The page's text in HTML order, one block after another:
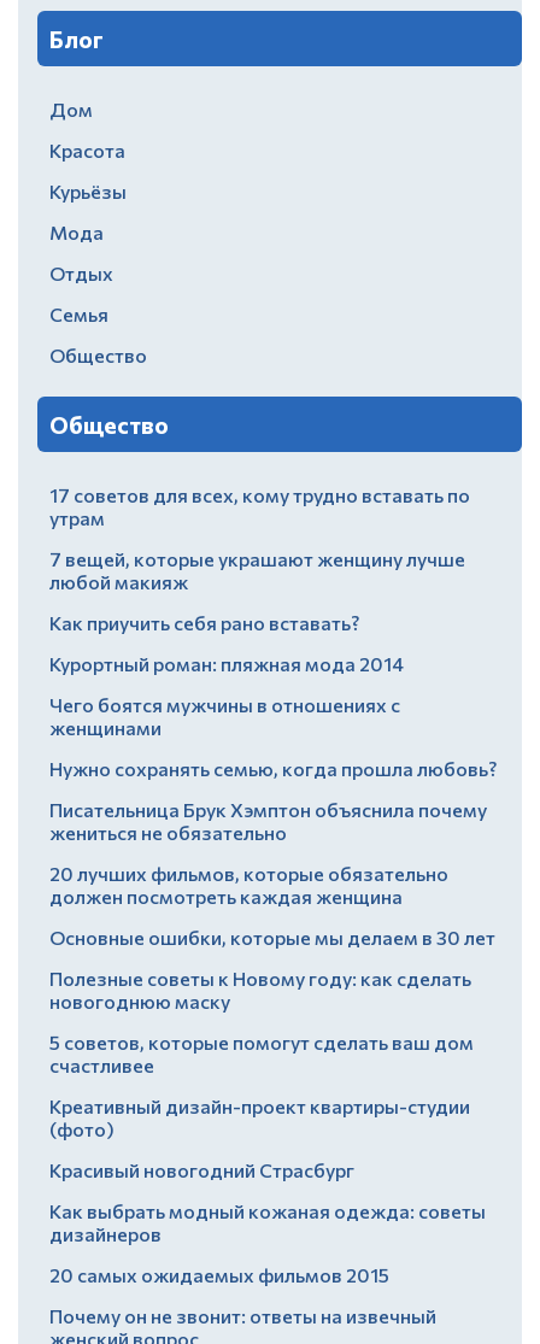
Блог
Дом
Красота
Курьёзы
Мода
Отдых
Семья
Общество
Общество
17 советов для всех, кому трудно вставать по
утрам
7 вещей, которые украшают женщину лучше
любой макияж
Как приучить себя рано вставать?
Курортный роман: пляжная мода 2014
Чего боятся мужчины в отношениях с
женщинами
Нужно сохранять семью, когда прошла любовь?
Писательница Брук Хэмптон объяснила почему
жениться не обязательно
20 лучших фильмов, которые обязательно
должен посмотреть каждая женщина
Основные ошибки, которые мы делаем в 30 лет
Полезные советы к Новому году: как сделать
новогоднюю маску
5 советов, которые помогут сделать ваш дом
счастливее
Креативный дизайн-проект квартиры-студии
(фото)
Красивый новогодний Страсбург
Как выбрать модный кожаная одежда: советы
дизайнеров
20 самых ожидаемых фильмов 2015
Почему он не звонит: ответы на извечный
женский вопрос